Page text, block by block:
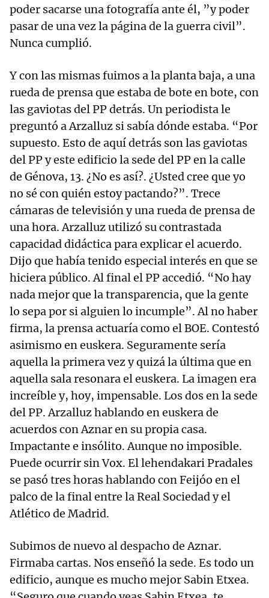
poder sacarse una fotografía ante él, ”y poder
pasar de una vez la página de la guerra civil”.
Nunca cumplió.
Y con las mismas fuimos a la planta baja, a una
rueda de prensa que estaba de bote en bote, con
las gaviotas del PP detrás. Un periodista le
preguntó a Arzalluz si sabía dónde estaba. “Por
supuesto. Esto de aquí detrás son las gaviotas
del PP y este edificio la sede del PP en la calle
de Génova, 13. ¿No es así?. ¿Usted cree que yo
no sé con quién estoy pactando?”. Trece
cámaras de televisión y una rueda de prensa de
una hora. Arzalluz utilizó su contrastada
capacidad didáctica para explicar el acuerdo.
Dijo que había tenido especial interés en que se
hiciera público. Al final el PP accedió. “No hay
nada mejor que la transparencia, que la gente
lo sepa por si alguien lo incumple”. Al no haber
firma, la prensa actuaría como el BOE. Contestó
asimismo en euskera. Seguramente sería
aquella la primera vez y quizá la última que en
aquella sala resonara el euskera. La imagen era
increíble y, hoy, impensable. Los dos en la sede
del PP. Arzalluz hablando en euskera de
acuerdos con Aznar en su propia casa.
Impactante e insólito. Aunque no imposible.
Puede ocurrir sin Vox. El lehendakari Pradales
se pasó tres horas hablando con Feijóo en el
palco de la final entre la Real Sociedad y el
Atlético de Madrid.
Subimos de nuevo al despacho de Aznar.
Firmaba cartas. Nos enseñó la sede. Es todo un
edificio, aunque es mucho mejor Sabin Etxea.